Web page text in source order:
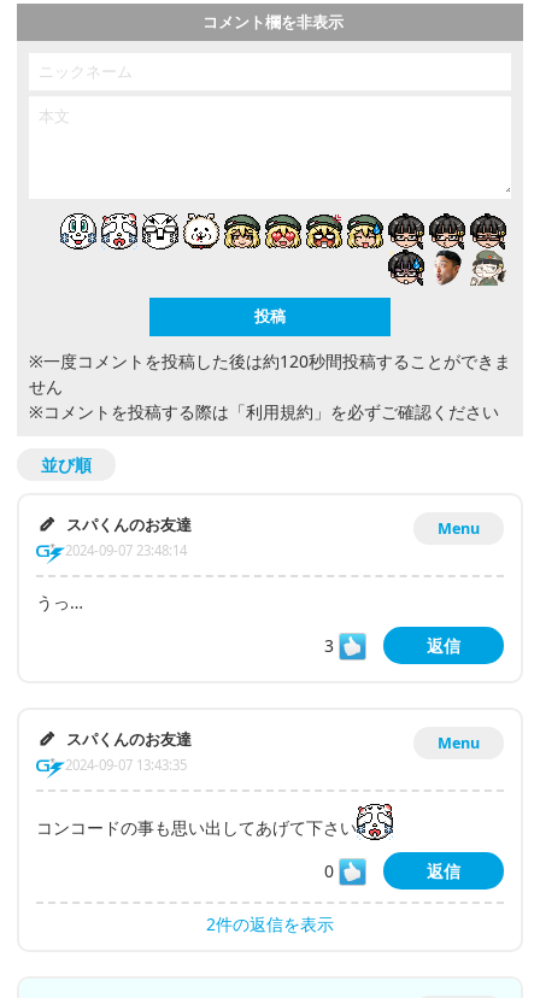
コメント欄を非表示
※一度コメントを投稿した後は約120秒間投稿することができま
せん
※コメントを投稿する際は 「利用規約」 を必ずご確認ください
並び順
Menu
スパくんのお友達
2024-09-07 23:48:14
うっ…
3
返信
Menu
スパくんのお友達
2024-09-07 13:43:35
コンコードの事も思い出してあげて下さい
0
返信
2件の返信を表示